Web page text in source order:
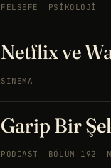
FELSEFE PSIKOLOJI
Netflix ve
SINEMA
Garip Bir
PODCAST BÖLÜM 192